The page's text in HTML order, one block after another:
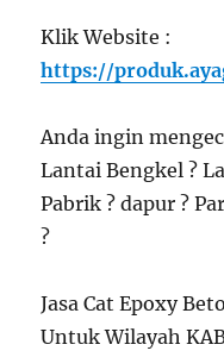
Klik Website :
https://
Anda ingin
Lantai Bengkel ?
Pabrik ? dapur ?
?
Jasa Cat Epoxy
Untuk Wilayah